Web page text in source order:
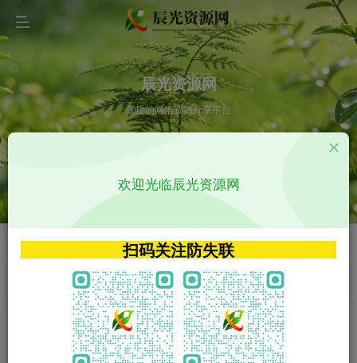
辰光资源网
优质的网络资源分享平台
VIP特权介绍 APP源码
VIP特权介绍
火
VIP特权介绍
影视源码
影视源码
欢迎光临辰光资源网
扫码关注防失联